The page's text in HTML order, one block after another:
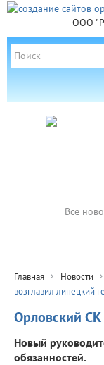
ООО
Все
Главная Новости
возглавил липецкий
Орловский СК
Новый
обязанностей.